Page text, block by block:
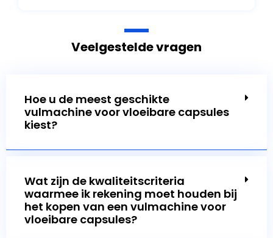
Veelgestelde vragen
Hoe u de meest geschikte
vulmachine voor vloeibare capsules
kiest?
Wat zijn de kwaliteitscriteria
waarmee ik rekening moet houden bij
het kopen van een vulmachine voor
vloeibare capsules?